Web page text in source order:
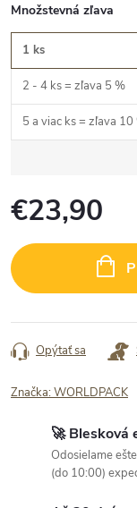
Množstevná zľava
1 ks
2 - 4 ks = zľava 5 %
5 a viac ks = zľava 10
€23,90
cena:
Opýtať sa
Značka:WORLDPACK
🚀 Blesková
Odosielame
(do 10:00)